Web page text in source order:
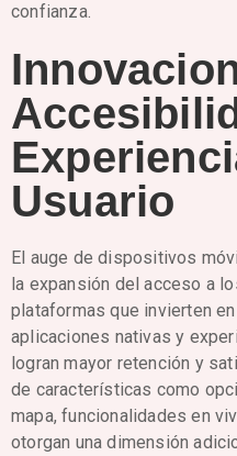
confianza.
Usuario
El auge de dispositivos
la expansión del acceso a
plataformas que invierten
aplicaciones nativas y
logran mayor retención y
de características como
mapa, funcionalidades en
otorgan una dimensión